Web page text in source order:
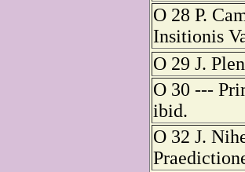
O 28 P.
Insitionis
O 29 J.
O 30 ---
ibid.
O 32 J.